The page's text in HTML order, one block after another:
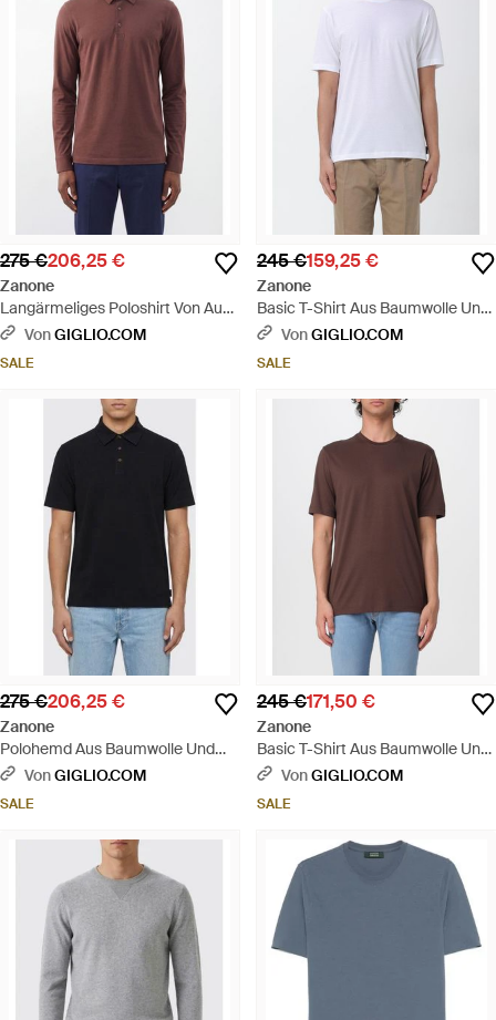
275 €206,25 €
Zanone
Langärmeliges Poloshirt Von Aus
100% Baumwolle Mit
VonGIGLIO.COM
SALE
245 €159,25 €
Zanone
Basic T-Shirt Aus Baumwolle Und
Seide - Weiß
VonGIGLIO.COM
SALE
275 €206,25 €
Zanone
Polohemd Aus Baumwolle Und
Seide - Schwarz
VonGIGLIO.COM
SALE
245 €171,50 €
Zanone
Basic T-Shirt Aus Baumwolle Und
Seide - Braun
VonGIGLIO.COM
SALE